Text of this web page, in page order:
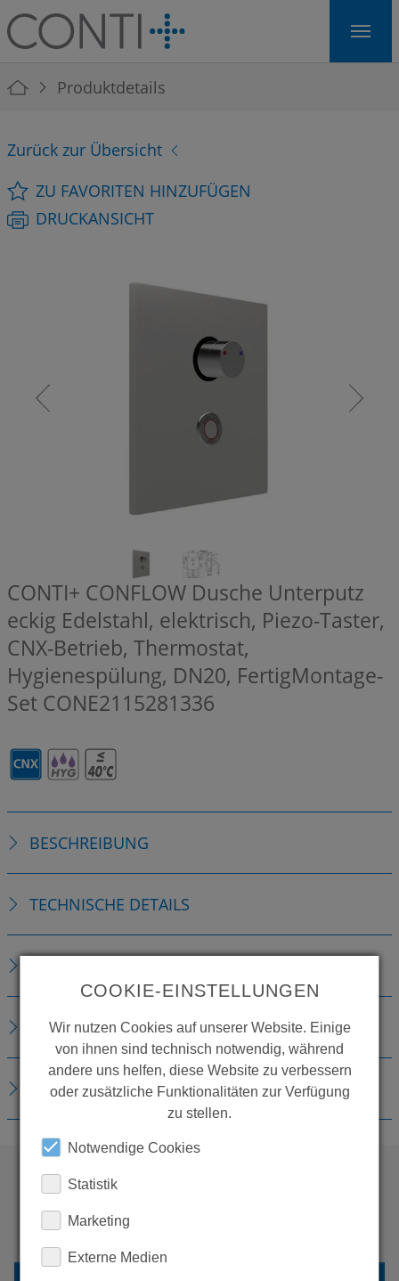
Skip to main navigation
Skip to main content
Skip to page footer
You are here:
Produktdetails
Zurück zur Übersicht
ZU FAVORITEN HINZUFÜGEN
DRUCKANSICHT
CONTI+ CONFLOW Dusche Unterputz
eckig Edelstahl, elektrisch, Piezo-Taster,
CNX-Betrieb, Thermostat,
Hygienespülung, DN20, FertigMontage-
Set CONE2115281336
BESCHREIBUNG
TECHNISCHE DETAILS
ERSATZTEILE
DOWNLOADS
PRODUKTE SEHEN?
COOKIE-EINSTELLUNGEN
Wir nutzen Cookies auf unserer Website. Einige
von ihnen sind technisch notwendig, während
andere uns helfen, diese Website zu verbessern
oder zusätzliche Funktionalitäten zur Verfügung
zu stellen.
Notwendige Cookies
Statistik
Marketing
Externe Medien